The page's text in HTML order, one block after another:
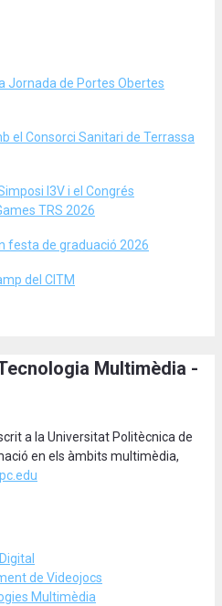
Jornada de Portes Obertes
el Consorci Sanitari de Terrassa
I3V i el Congrés
TRS 2026
festa de graduació 2026
del CITM
Multimèdia -
a la Universitat Politècnica de
en els àmbits multimèdia,
de Videojocs
Multimèdia